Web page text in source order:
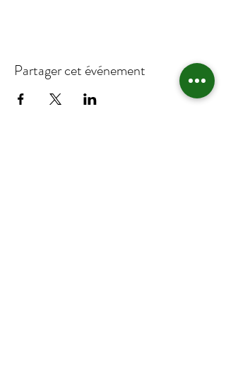
Partager cet événement